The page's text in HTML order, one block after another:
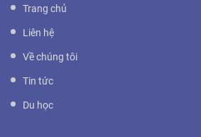
Trang chủ
Liên hệ
Về chúng tôi
Tin tức
Du học